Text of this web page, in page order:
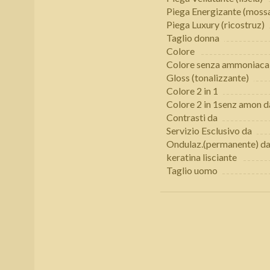
Piega Energizante
Piega Luxury (ricostruz)
Taglio donna
Colore
Colore senza ammoniaca
Gloss (tonalizzante)
Colore 2 in 1
Colore 2 in 1senz amon
Contrasti da
Servizio Esclusivo da
Ondulaz.(permanente) da
keratina lisciante
Taglio uomo